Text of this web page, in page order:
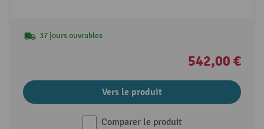
37 jours ouvrables
542,00 €
Vers le produit
Comparer le produit